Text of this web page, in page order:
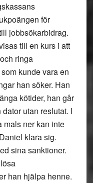
för
jobbsökarbidrag.
till en kurs i att
ringa
kunde vara en
han söker. Han
kötider, han går
utan reslutat. I
mals ner kan inte
klara sig.
sina sanktioner.
han hjälpa henne.